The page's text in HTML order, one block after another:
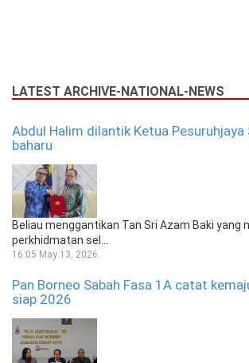
LATEST ARCHIVE-NATIONAL-NEWS
Abdul Halim dilantik Ketua Pesuruhjaya
baharu
Beliau menggantikan Tan Sri Azam Baki yang
perkhidmatan sel...
16:05 May 13, 2026
Pan Borneo Sabah Fasa 1A catat
siap 2026